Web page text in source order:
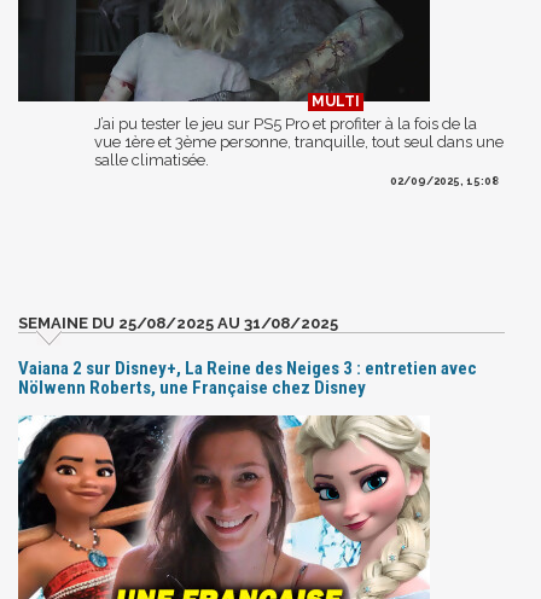
J’ai pu tester le jeu sur PS5 Pro et profiter à la fois de la
vue 1ère et 3ème personne, tranquille, tout seul dans une
salle climatisée.
02/09/2025, 15:08
SEMAINE DU 25/08/2025 AU 31/08/2025
Vaiana 2 sur Disney+, La Reine des Neiges 3 : entretien avec
Nölwenn Roberts, une Française chez Disney